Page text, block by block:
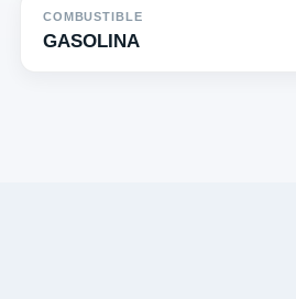
COMBUSTIBLE
GASOLINA